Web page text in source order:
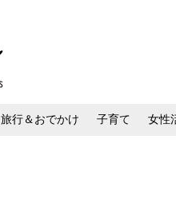
旅行＆おでかけ 子育て 女性